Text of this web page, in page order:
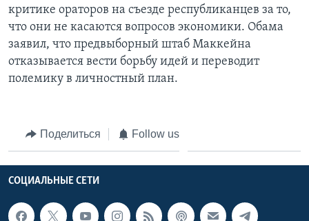
критике ораторов на съезде республиканцев за то,
что они не касаются вопросов экономики. Обама
заявил, что предвыборный штаб Маккейна
отказывается вести борьбу идей и переводит
полемику в личностный план.
Поделиться Follow us
СОЦИАЛЬНЫЕ СЕТИ